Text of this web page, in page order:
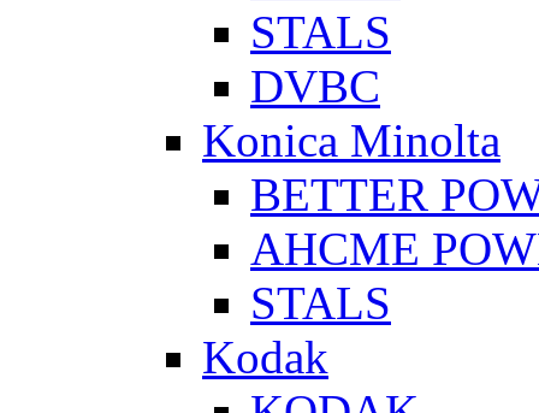
STALS
DVBC
Konica Minolta
BETTER
AHCME
STALS
Kodak